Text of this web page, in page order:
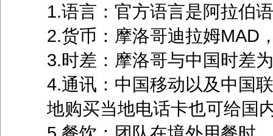
1.语言：官方语言是阿拉伯
2.货币：摩洛哥迪拉姆MAD
3.时差：摩洛哥与中国时差
4.通讯：中国移动以及中国
地购买当地电话卡也可给国